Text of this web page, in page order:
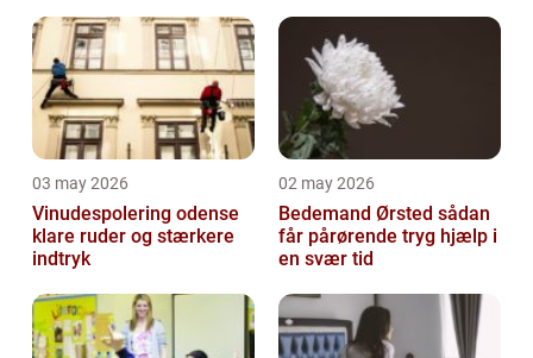
03 may 2026
Vinudespolering odense
klare ruder og stærkere
indtryk
02 may 2026
Bedemand Ørsted sådan
får pårørende tryg hjælp i
en svær tid